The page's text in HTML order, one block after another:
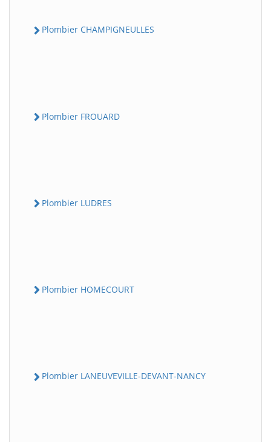
Plombier CHAMPIGNEULLES
Plombier FROUARD
Plombier LUDRES
Plombier HOMECOURT
Plombier LANEUVEVILLE-DEVANT-NANCY